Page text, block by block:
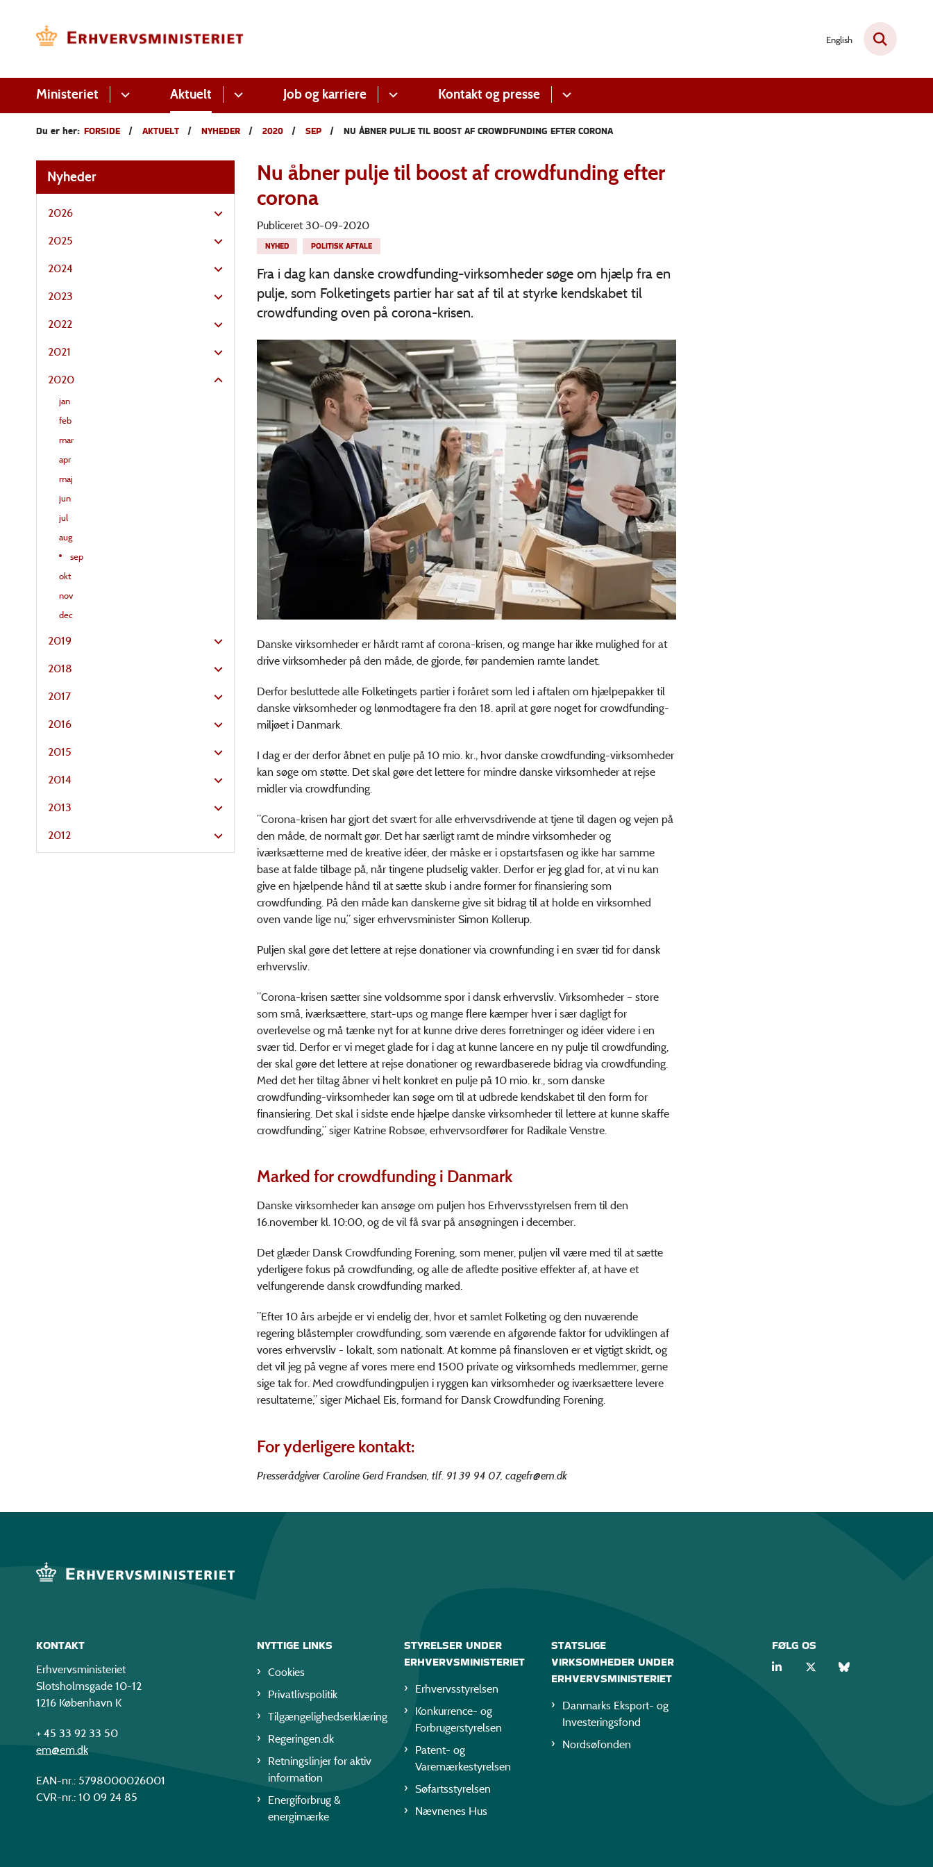
English
Ministeriet Aktuelt Job og karriere Kontakt og presse
Du er her: FORSIDE AKTUELT NYHEDER 2020 SEP NU ÅBNER PULJE TIL BOOST AF CROWDFUNDING EFTER CORONA
Nyheder
2026
2025
2024
2023
2022
2021
2020
jan
feb
mar
apr
maj
jun
jul
aug
sep
okt
nov
dec
2019
2018
2017
2016
2015
2014
2013
2012
Nu åbner pulje til boost af crowdfunding efter
corona
Publiceret 30-09-2020
NYHED POLITISK AFTALE
Fra i dag kan danske crowdfunding-virksomheder søge om hjælp fra en
pulje, som Folketingets partier har sat af til at styrke kendskabet til
crowdfunding oven på corona-krisen.
Danske virksomheder er hårdt ramt af corona-krisen, og mange har ikke mulighed for at
drive virksomheder på den måde, de gjorde, før pandemien ramte landet.
Derfor besluttede alle Folketingets partier i foråret som led i aftalen om hjælpepakker til
danske virksomheder og lønmodtagere fra den 18. april at gøre noget for crowdfunding-
miljøet i Danmark.
I dag er der derfor åbnet en pulje på 10 mio. kr., hvor danske crowdfunding-virksomheder
kan søge om støtte. Det skal gøre det lettere for mindre danske virksomheder at rejse
midler via crowdfunding.
”Corona-krisen har gjort det svært for alle erhvervsdrivende at tjene til dagen og vejen på
den måde, de normalt gør. Det har særligt ramt de mindre virksomheder og
iværksætterne med de kreative idéer, der måske er i opstartsfasen og ikke har samme
base at falde tilbage på, når tingene pludselig vakler. Derfor er jeg glad for, at vi nu kan
give en hjælpende hånd til at sætte skub i andre former for finansiering som
crowdfunding. På den måde kan danskerne give sit bidrag til at holde en virksomhed
oven vande lige nu,” siger erhvervsminister Simon Kollerup.
Puljen skal gøre det lettere at rejse donationer via crownfunding i en svær tid for dansk
erhvervsliv.
”Corona-krisen sætter sine voldsomme spor i dansk erhvervsliv. Virksomheder – store
som små, iværksættere, start-ups og mange flere kæmper hver i sær dagligt for
overlevelse og må tænke nyt for at kunne drive deres forretninger og idéer videre i en
svær tid. Derfor er vi meget glade for i dag at kunne lancere en ny pulje til crowdfunding,
der skal gøre det lettere at rejse donationer og rewardbaserede bidrag via crowdfunding.
Med det her tiltag åbner vi helt konkret en pulje på 10 mio. kr., som danske
crowdfunding-virksomheder kan søge om til at udbrede kendskabet til den form for
finansiering. Det skal i sidste ende hjælpe danske virksomheder til lettere at kunne skaffe
crowdfunding,” siger Katrine Robsøe, erhvervsordfører for Radikale Venstre.
Marked for crowdfunding i Danmark
Danske virksomheder kan ansøge om puljen hos Erhvervsstyrelsen frem til den
16.november kl. 10:00, og de vil få svar på ansøgningen i december.
Det glæder Dansk Crowdfunding Forening, som mener, puljen vil være med til at sætte
yderligere fokus på crowdfunding, og alle de afledte positive effekter af, at have et
velfungerende dansk crowdfunding marked.
”Efter 10 års arbejde er vi endelig der, hvor et samlet Folketing og den nuværende
regering blåstempler crowdfunding, som værende en afgørende faktor for udviklingen af
vores erhvervsliv - lokalt, som nationalt. At komme på finansloven er et vigtigt skridt, og
det vil jeg på vegne af vores mere end 1500 private og virksomheds medlemmer, gerne
sige tak for. Med crowdfundingpuljen i ryggen kan virksomheder og iværksættere levere
resultaterne,” siger Michael Eis, formand for Dansk Crowdfunding Forening.
For yderligere kontakt:
Presserådgiver Caroline Gerd Frandsen, tlf. 91 39 94 07, cagefr@em.dk
KONTAKT
Erhvervsministeriet
Slotsholmsgade 10-12
1216 København K
+ 45 33 92 33 50
em@em.dk
EAN-nr.: 5798000026001
CVR-nr.: 10 09 24 85
NYTTIGE LINKS
Cookies
Privatlivspolitik
Tilgængelighedserklæring
Regeringen.dk
Retningslinjer for aktiv
information
Energiforbrug &
energimærke
STYRELSER UNDER
ERHVERVSMINISTERIET
Erhvervsstyrelsen
Konkurrence- og
Forbrugerstyrelsen
Patent- og
Varemærkestyrelsen
Søfartsstyrelsen
Nævnenes Hus
STATSLIGE
VIRKSOMHEDER UNDER
ERHVERVSMINISTERIET
Danmarks Eksport- og
Investeringsfond
Nordsøfonden
FØLG OS